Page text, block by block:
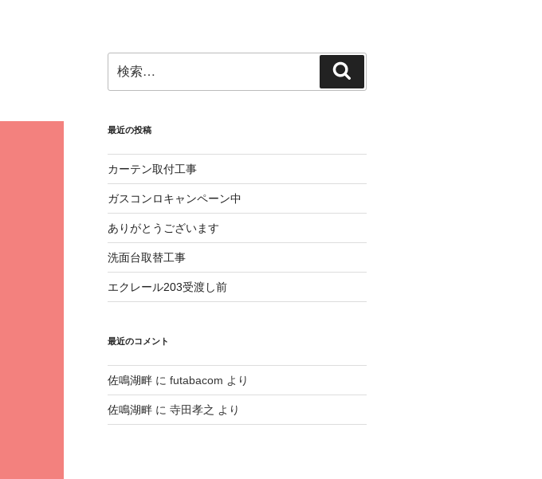
索:
索
最近の投稿
カーテン取付工事
ガスコンロキャンペーン中
ありがとうございます
洗面台取替工事
エクレール203受渡し前
最近のコメント
佐鳴湖畔に futabacom より
佐鳴湖畔に 寺田孝之 より